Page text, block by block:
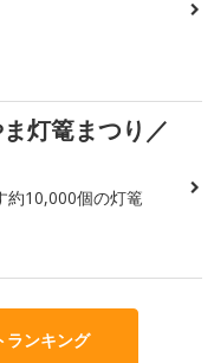
灯篭まつり／
約10,000個の灯篭
ランキング